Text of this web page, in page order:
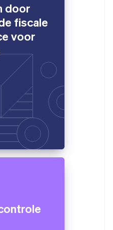
door
fiscale
voor